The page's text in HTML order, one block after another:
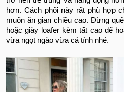
hơn. Cách phối này rất phù hợp
muốn ăn gian chiều cao. Đừng
hoặc giày loafer kèm tất cao để
vừa ngọt ngào vừa cá tính nhé.